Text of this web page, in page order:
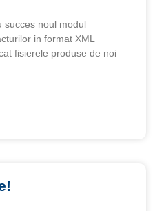
succes noul modul
in format XML
fisierele produse de noi